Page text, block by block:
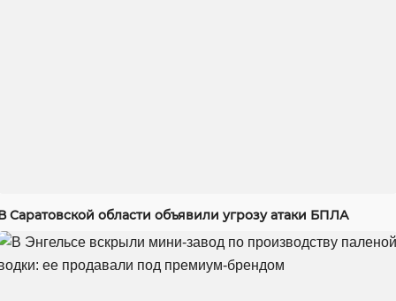
Саратовской области объявили угрозу атаки БПЛА